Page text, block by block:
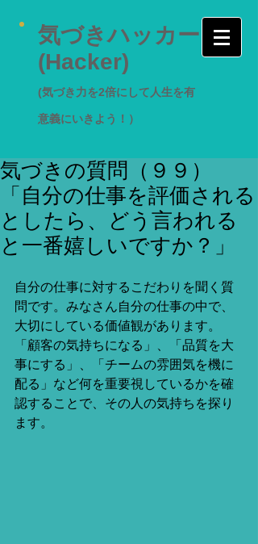
気づきハッカー
(Hacker)
(気づき力を2倍にして人生を有
意義にいきよう！）
気づきの質問（９９）
「自分の仕事を評価される
としたら、どう言われる
と一番嬉しいですか？」
自分の仕事に対するこだわりを聞く質
問です。みなさん自分の仕事の中で、
大切にしている価値観があります。
「顧客の気持ちになる」、「品質を大
事にする」、「チームの雰囲気を機に
配る」など何を重要視しているかを確
認することで、その人の気持ちを探り
ます。